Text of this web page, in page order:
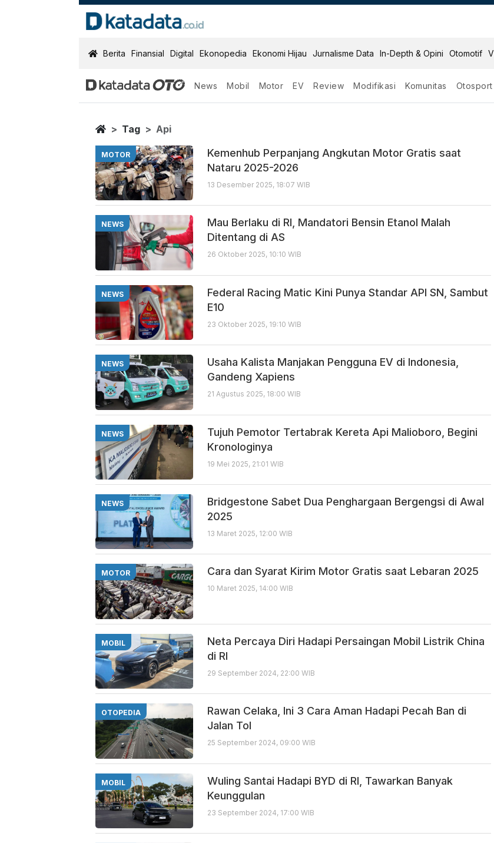
KatadataOTO
Berita Finansial Digital Ekonopedia Ekonomi Hijau Jurnalisme Data In-Depth & Opini Otomotif
News Mobil Motor EV Review Modifikasi Komunitas Otosport
Api
Berita Terbaru
Home
Tag Api
MOTOR
Kemenhub Perpanjang Angkutan Motor Gratis saat
Nataru 2025-2026
13 Desember 2025, 18:07 WIB
NEWS
Mau Berlaku di RI, Mandatori Bensin Etanol Malah
Ditentang di AS
26 Oktober 2025, 10:10 WIB
NEWS
Federal Racing Matic Kini Punya Standar API SN, Sambut
E10
23 Oktober 2025, 19:10 WIB
NEWS
Usaha Kalista Manjakan Pengguna EV di Indonesia,
Gandeng Xapiens
21 Agustus 2025, 18:00 WIB
NEWS
Tujuh Pemotor Tertabrak Kereta Api Malioboro, Begini
Kronologinya
19 Mei 2025, 21:01 WIB
NEWS
Bridgestone Sabet Dua Penghargaan Bergengsi di Awal
2025
13 Maret 2025, 12:00 WIB
MOTOR Cara dan Syarat Kirim Motor Gratis saat Lebaran 2025
10 Maret 2025, 14:00 WIB
MOBIL
Neta Percaya Diri Hadapi Persaingan Mobil Listrik China
di RI
29 September 2024, 22:00 WIB
OTOPEDIA
Rawan Celaka, Ini 3 Cara Aman Hadapi Pecah Ban di
Jalan Tol
25 September 2024, 09:00 WIB
MOBIL
Wuling Santai Hadapi BYD di RI, Tawarkan Banyak
Keunggulan
23 September 2024, 17:00 WIB